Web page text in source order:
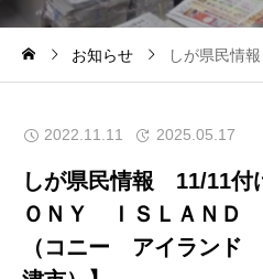
お知らせ しが県民情
2022.11.11 2025.05.17
しが県民情報 11/11
ＯＮＹ ＩＳＬＡＮＤ
（コニー アイランド